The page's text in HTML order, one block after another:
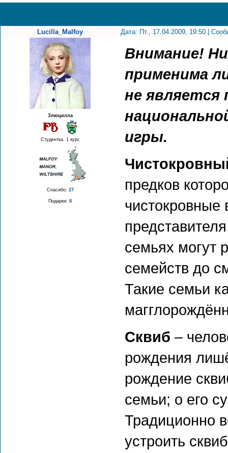
Lucilla_Malfoy Дата: Пт., 17.04.2009, 19:50 |
Злюцилла
Студентка. 1 курс
Спасибо: 27
Подарки: 8
Внимание!
применима
не является
игры.
предков
чистокровные
семьях могут
семейств до
Такие семьи
Сквиб –
рождения
рождение
семьи; о его
Традиционно
устроить